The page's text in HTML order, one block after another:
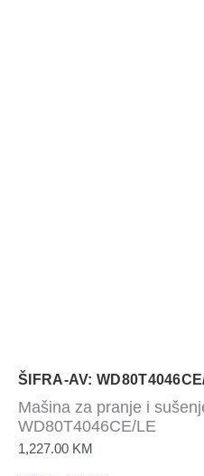
ŠIFRA-AV:
Mašina za pranje i
WD80T4046CE/LE
1,227.00 KM